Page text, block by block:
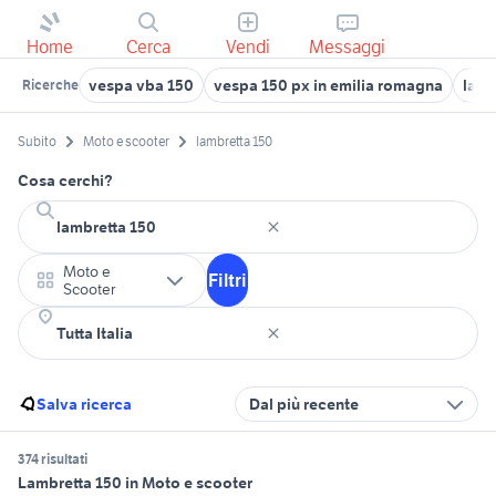
Home Cerca Vendi Messaggi
Ricerche vespa vba 150 vespa 150 px in emilia romagna
Subito Moto e scooter lambretta 150
Cosa cerchi?
Moto e
Scooter
Filtri
Salva ricerca Dal più recente
374 risultati
Lambretta 150 in Moto e scooter